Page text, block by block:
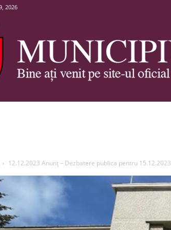
2026
12.12.2023 Anunț – Dezbatere publica pentru 15.12.2023